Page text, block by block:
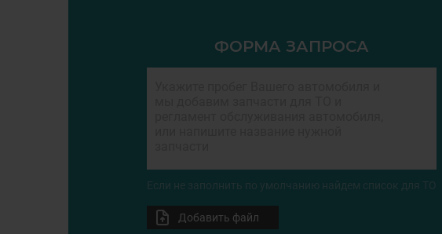
ФОРМА ЗАПРОСА
Если не заполнить по умолчанию найдем список для ТО
Добавить файл